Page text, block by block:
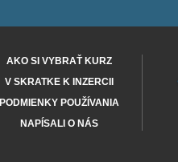
AKO SI VYBRAŤ KURZ
V SKRATKE K INZERCII
PODMIENKY POUŽÍVANIA
NAPÍSALI O NÁS